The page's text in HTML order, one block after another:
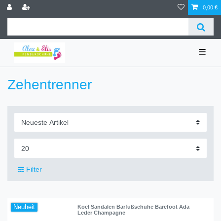
0,00 €
☰
Zehentrenner
Filter
Neuheit
Koel Sandalen Barfußschuhe Barefoot Ada
Leder Champagne